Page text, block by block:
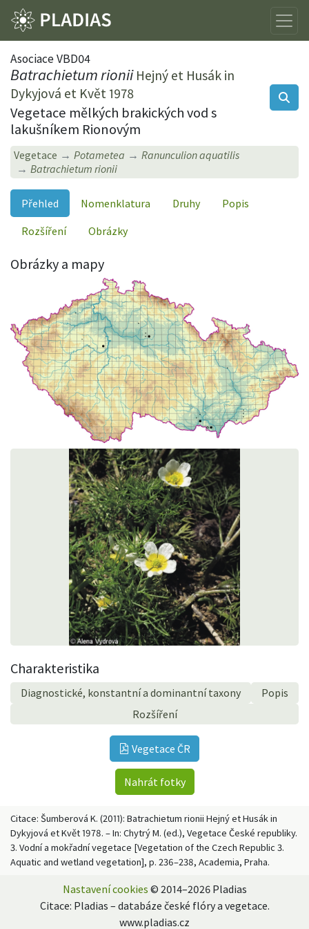
Asociace VBD04
Batrachietum rionii Hejný et Husák in
Dykyjová et Květ 1978
Vegetace mělkých brakických vod s
lakušníkem Rionovým
Vegetace Potametea
Ranunculion aquatilis
Batrachietum rionii
Přehled Nomenklatura Druhy
Popis
Rozšíření
Obrázky
Obrázky a mapy
Charakteristika
Diagnostické, konstantní a dominantní taxony
Popis
Rozšíření
Vegetace ČR
Nahrát fotky
Citace: Šumberová K. (2011): Batrachietum rionii Hejný et Husák in
Dykyjová et Květ 1978. – In: Chytrý M. (ed.), Vegetace České republiky.
3. Vodní a mokřadní vegetace [Vegetation of the Czech Republic 3.
Aquatic and wetland vegetation], p. 236–238, Academia, Praha.
Nastavení cookies © 2014–2026 Pladias
Citace: Pladias – databáze české flóry a vegetace.
www.pladias.cz